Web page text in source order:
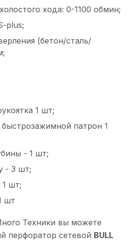
хода: 0-1100 обмин;
plus;
(бетон/сталь/
1 шт;
патрон 1
- 1 шт;
- 3 шт;
1 шт;
шт
Техники вы можете
перфоратор сетевой BULL